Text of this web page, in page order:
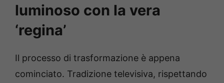
luminoso con la vera
‘regina’
Il processo di trasformazione è appena
cominciato. Tradizione televisiva, rispettando